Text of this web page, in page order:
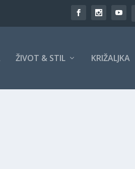
ŽIVOT & STIL KRIŽALJKA